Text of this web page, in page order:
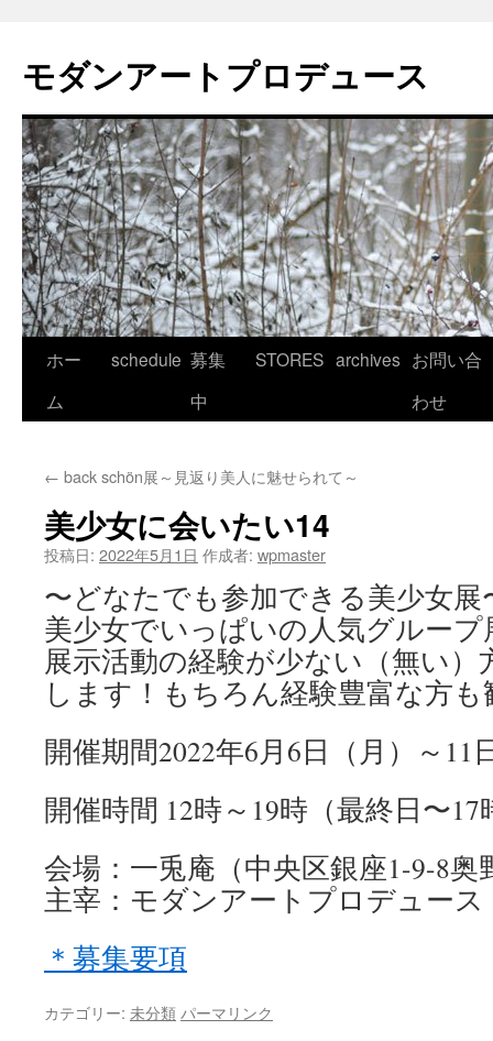
モダンアートプロデュース
ン
ツ
へ
キ
プ
ホー
ム
schedule 募集
中
STORES archives お問い合
わせ
← back schön展～見返り美人に魅せられて～
美少女に会いたい14
投稿日: 2022年5月1日 作成者: wpmaster
〜どなたでも参加できる美少女展
美少女でいっぱいの人気グループ
展示活動の経験が少ない（無い）
します！もちろん経験豊富な方
開催期間2022年6月6日（月）～11
開催時間 12時～19時（最終日〜17
会場：一兎庵（中央区銀座1-9-8奥
主宰：モダンアートプロデュース
＊募集要項
カテゴリー: 未分類 パーマリンク